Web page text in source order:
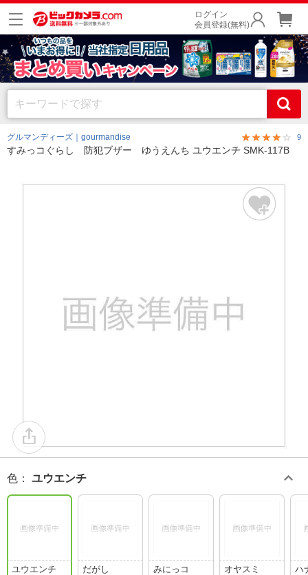
ログイン
会員登録(無料)
グルマンディーズ｜gourmandise 9
すみっコぐらし 防犯ブザー ゆうえんち ユウエンチ SMK-117B
色 ： ユウエンチ
ユウエンチ だがし みにっコ オヤスミ ハ